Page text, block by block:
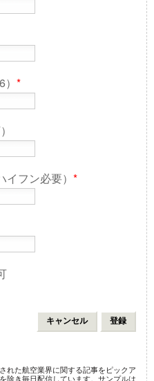
*
フン必要） *
れた航空業界に関する記事をピックア
除き毎日配信しています。サンプルは